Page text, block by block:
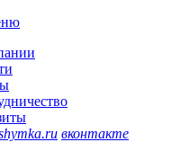
вконтакте